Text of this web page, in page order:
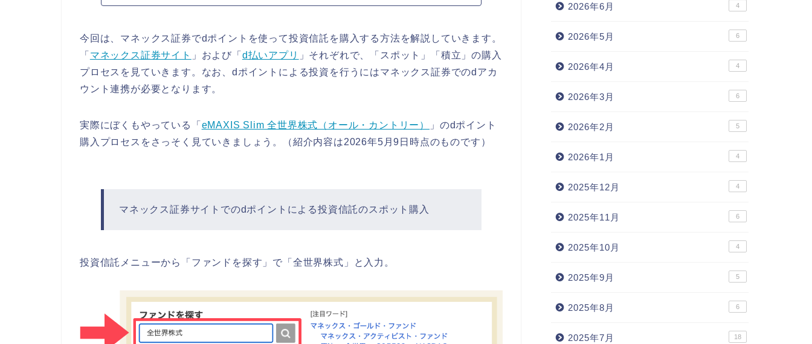
今回は、マネックス証券でdポイントを使って投資信託を購入する方法を解説していきます。
「 マネックス証券サイト 」および「 d払いアプリ
」それぞれで、「スポット」「積立」の購入
プロセスを見ていきます。なお、dポイントによる投資を行うにはマネックス証券でのdアカ
ウント連携が必要となります。
実際にぼくもやっている「 eMAXIS Slim 全世界株式（オール・カントリー）
」のdポイント
購入プロセスをさっそく見ていきましょう。（紹介内容は2026年5月9日時点のものです）
マネックス証券サイトでのdポイントによる投資信託のスポット購入
投資信託メニューから「ファンドを探す」で「全世界株式」と入力。
2026年6月 4
2026年5月 6
2026年4月 4
2026年3月 6
2026年2月 5
2026年1月 4
2025年12月 4
2025年11月 6
2025年10月 4
2025年9月 5
2025年8月 6
2025年7月 18